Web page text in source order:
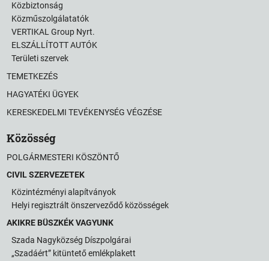
Közbiztonság
Közműszolgálatatók
VERTIKAL Group Nyrt.
ELSZÁLLÍTOTT AUTÓK
Területi szervek
TEMETKEZÉS
HAGYATÉKI ÜGYEK
KERESKEDELMI TEVÉKENYSÉG VÉGZÉSE
Közösség
POLGÁRMESTERI KÖSZÖNTŐ
CIVIL SZERVEZETEK
Közintézményi alapítványok
Helyi regisztrált önszerveződő közösségek
AKIKRE BÜSZKÉK VAGYUNK
Szada Nagyközség Díszpolgárai
„Szadáért” kitüntető emlékplakett